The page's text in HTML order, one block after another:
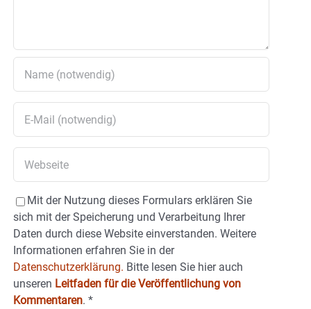
Mit der Nutzung dieses Formulars erklären Sie
sich mit der Speicherung und Verarbeitung Ihrer
Daten durch diese Website einverstanden. Weitere
Informationen erfahren Sie in der
Datenschutzerklärung. Bitte lesen Sie hier auch
unseren Leitfaden für die Veröffentlichung von
Kommentaren. *